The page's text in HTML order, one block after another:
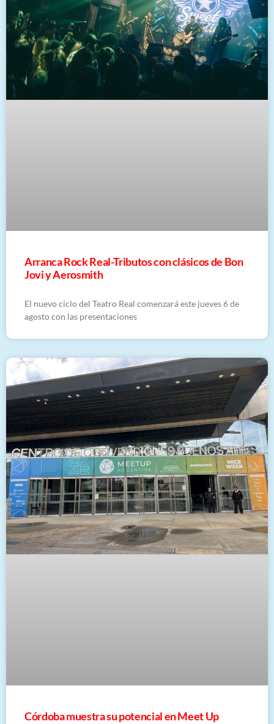
Arranca Rock Real-Tributos con clásicos de Bon
Jovi y Aerosmith
El nuevo ciclo del Teatro Real comenzará este jueves 6 de
agosto con las presentaciones
Córdoba muestra su potencial en Meet Up